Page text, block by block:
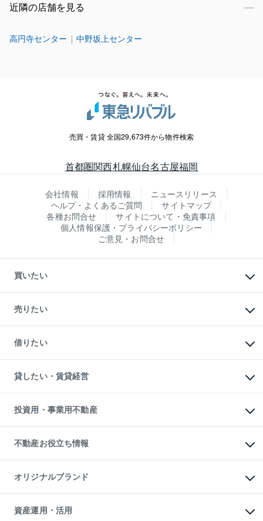
近隣の店舗を見る
高円寺センター 中野坂上センター
売買・賃貸 全国29,673件から物件検索
首都圏関西札幌仙台名古屋福岡
会社情報 採用情報
ニュースリリース
ヘルプ・よくあるご質問
サイトマップ
各種お問合せ
サイトについて・免責事項
個人情報保護・プライバシーポリシー
ご意見・お問合せ
買いたい
新築・分譲マンションの購入
中古マンションの購入
一戸建ての購入
中古一戸建ての購入
不動産購入の流れ
注目キーワード物件特集
購入ガイド
English 繁体中文簡体中文
売りたい
一戸建ての売却・査定
土地の売却・査定
スピードAI査定
不動産査定について
不動産売却の流れ
不動産買換えの流れ
売却ガイド
借りたい
オフィス・店舗の賃貸
借りるときの流れ
借りるガイド
貸したい・賃貸経営
マンション賃料データ
賃貸管理プラン
リロケーションについて
貸すガイド
投資用・事業用不動産
事業用不動産
マンション投資
投資用マンション
アパート経営
収益物件
ビル購入（ビル一棟）
投資用不動産の売却査定
不動産お役立ち情報
マンションライブラリー
人気マンションランキング
暮らしに役立つ不動産メディア
不動産相場・不動産価格情報
オリジナルブランド
一棟リノベーションマンション
L`GENTE（ルジェンテ）
資産運用・活用